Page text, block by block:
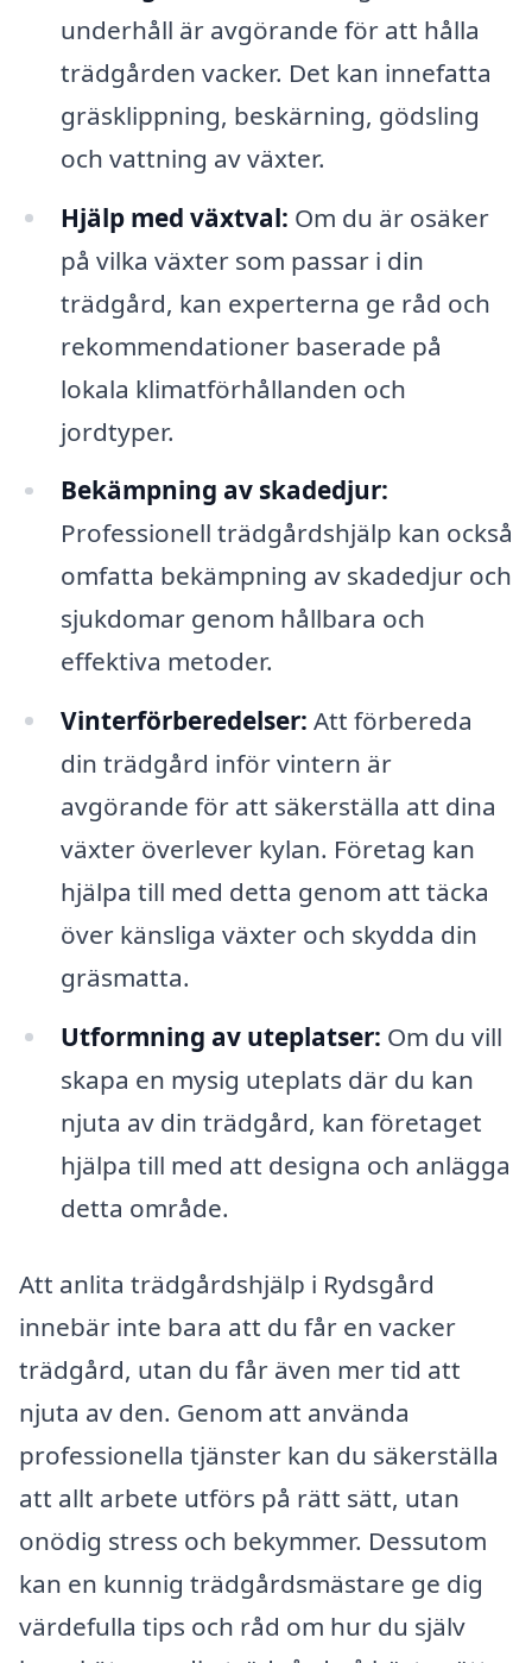
underhåll är avgörande för att hålla
trädgården vacker. Det kan innefatta
gräsklippning, beskärning, gödsling
och vattning av växter.
Hjälp med växtval: Om du är osäker
på vilka växter som passar i din
trädgård, kan experterna ge råd och
rekommendationer baserade på
lokala klimatförhållanden och
jordtyper.
Bekämpning av skadedjur:
Professionell trädgårdshjälp kan också
omfatta bekämpning av skadedjur och
sjukdomar genom hållbara och
effektiva metoder.
Vinterförberedelser: Att förbereda
din trädgård inför vintern är
avgörande för att säkerställa att dina
växter överlever kylan. Företag kan
hjälpa till med detta genom att täcka
över känsliga växter och skydda din
gräsmatta.
Utformning av uteplatser: Om du vill
skapa en mysig uteplats där du kan
njuta av din trädgård, kan företaget
hjälpa till med att designa och anlägga
detta område.
Att anlita trädgårdshjälp i Rydsgård
innebär inte bara att du får en vacker
trädgård, utan du får även mer tid att
njuta av den. Genom att använda
professionella tjänster kan du säkerställa
att allt arbete utförs på rätt sätt, utan
onödig stress och bekymmer. Dessutom
kan en kunnig trädgårdsmästare ge dig
värdefulla tips och råd om hur du själv